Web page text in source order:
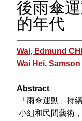
後雨傘
的年代
Wai, Edmund
Wai Hei, Samson
Abstract
「雨傘運動」持
小組和民間藝術